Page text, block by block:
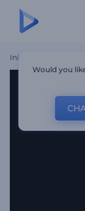
Início
Would you